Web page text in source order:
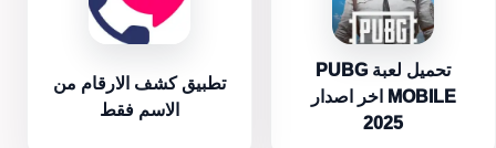
تحميل لعبة PUBG
MOBILE اخر اصدار
2025
تطبيق كشف الارقام من
الاسم فقط